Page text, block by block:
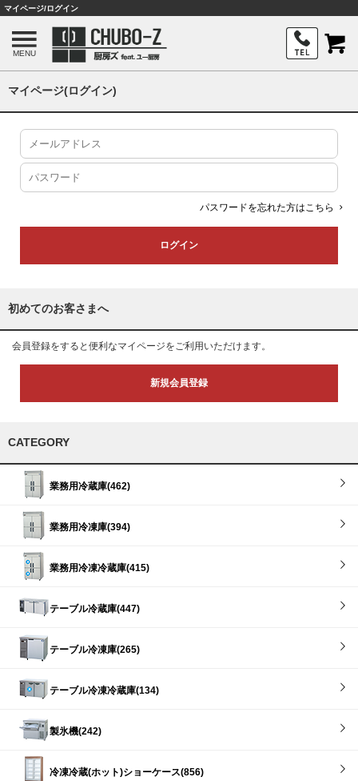
マイページ/ログイン
MENU
マイページ(ログイン)
パスワードを忘れた方はこちら
初めてのお客さまへ
会員登録をすると便利なマイページをご利用いただけます。
新規会員登録
CATEGORY
業務用冷蔵庫(462)
業務用冷凍庫(394)
業務用冷凍冷蔵庫(415)
テーブル冷蔵庫(447)
テーブル冷凍庫(265)
テーブル冷凍冷蔵庫(134)
製氷機(242)
冷凍冷蔵(ホット)ショーケース(856)